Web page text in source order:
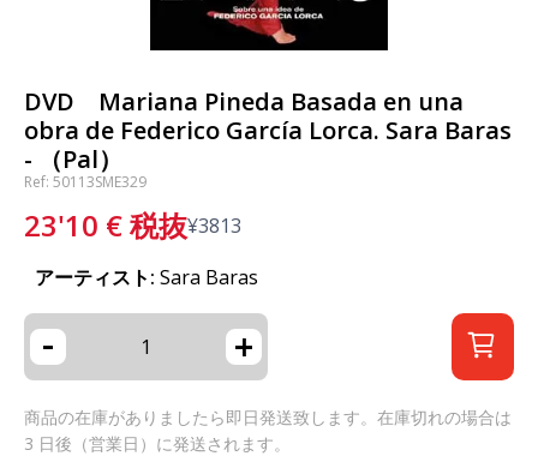
DVD Mariana Pineda Basada en una
obra de Federico García Lorca. Sara Baras
- （Pal）
Ref: 50113SME329
23'10 €税抜¥3813
アーティスト: Sara Baras
- +
商品の在庫がありましたら即日発送致します。在庫切れの場合は
3 日後（営業日）に発送されます。